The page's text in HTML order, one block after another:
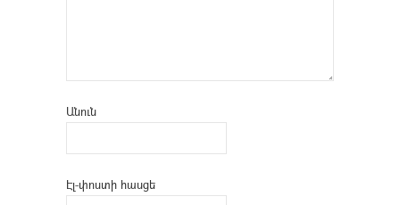
Անուն
Էլ-փոստի հասցե